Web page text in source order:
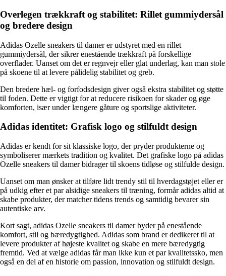
Overlegen trækkraft og stabilitet: Rillet gummiydersål
og bredere design
Adidas Ozelle sneakers til damer er udstyret med en rillet
gummiydersål, der sikrer enestående trækkraft på forskellige
overflader. Uanset om det er regnvejr eller glat underlag, kan man stole
på skoene til at levere pålidelig stabilitet og greb.
Den bredere hæl- og forfodsdesign giver også ekstra stabilitet og støtte
til foden. Dette er vigtigt for at reducere risikoen for skader og øge
komforten, især under længere gåture og sportslige aktiviteter.
Adidas identitet: Grafisk logo og stilfuldt design
Adidas er kendt for sit klassiske logo, der pryder produkterne og
symboliserer mærkets tradition og kvalitet. Det grafiske logo på adidas
Ozelle sneakers til damer bidrager til skoens tidløse og stilfulde design.
Uanset om man ønsker at tilføre lidt trendy stil til hverdagstøjet eller er
på udkig efter et par alsidige sneakers til træning, formår adidas altid at
skabe produkter, der matcher tidens trends og samtidig bevarer sin
autentiske arv.
Kort sagt, adidas Ozelle sneakers til damer byder på enestående
komfort, stil og bæredygtighed. Adidas som brand er dedikeret til at
levere produkter af højeste kvalitet og skabe en mere bæredygtig
fremtid. Ved at vælge adidas får man ikke kun et par kvalitetssko, men
også en del af en historie om passion, innovation og stilfuldt design.